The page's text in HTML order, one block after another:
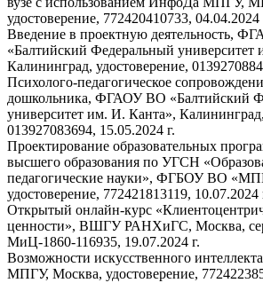
удостоверение, 772420410733, 04.04.2024
Введение в проектную деятельность,
«Балтийский Федеральный университет
Калининград, удостоверение,
Психолого-педагогическое
дошкольника, ФГАОУ ВО «Балтийский
университет им. И. Канта»,
013927083694, 15.05.2024 г.
Проектирование образовательных
высшего образования по УГСН
педагогические науки», ФГБОУ ВО
удостоверение, 772421813119, 10.07.2024
Открытый онлайн-курс
ценности», ВШГУ РАНХиГС, Москва,
МиЦ-1860-116935, 19.07.2024 г.
Возможности искусственного
МПГУ, Москва, удостоверение,